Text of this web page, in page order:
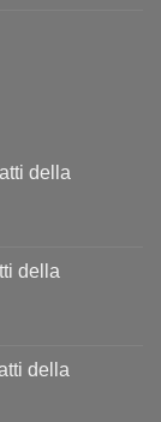
della
della
della